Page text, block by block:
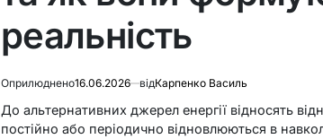
реальність
Оприлюднено16.06.2026 відКарпенко Василь
До альтернативних джерел енергії відносять
постійно або періодично відновлюються в